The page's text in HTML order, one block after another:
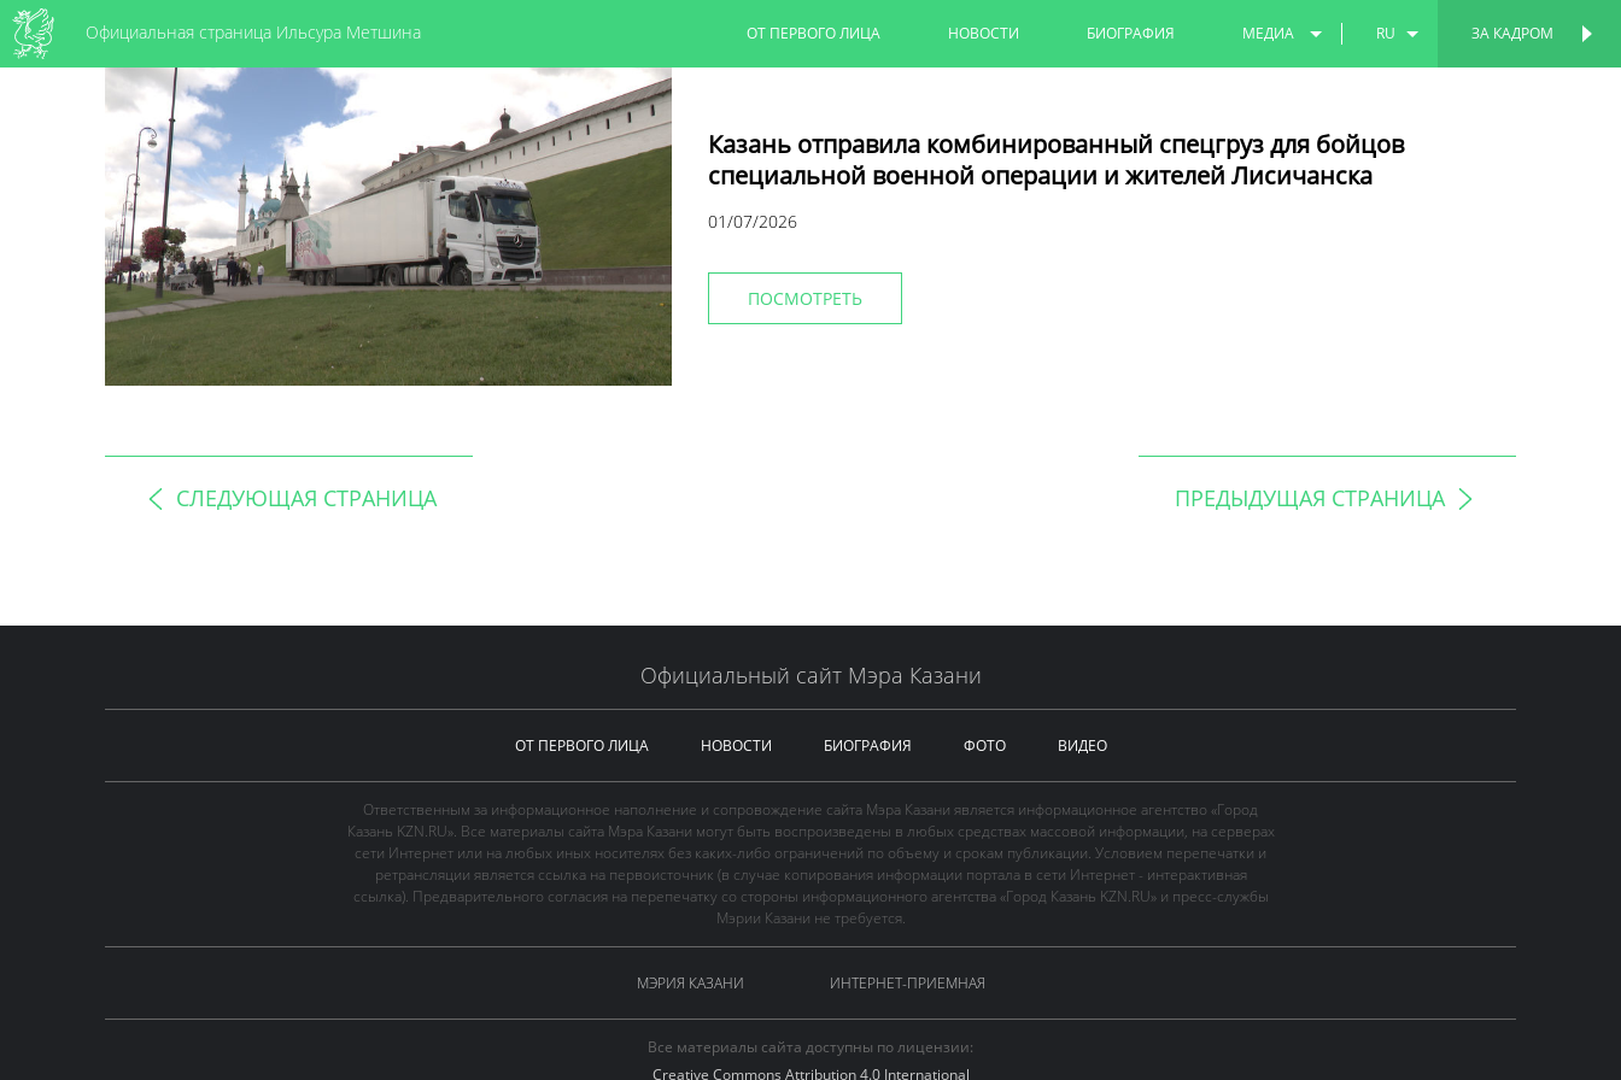
Официальная страница Ильсура Метшина ЗА КАДРОМ
ОТ ПЕРВОГО ЛИЦА НОВОСТИ БИОГРАФИЯ МЕДИА
ВИДЕО
RU
Казань отправила комбинированный спецгруз для бойцов
специальной военной операции и жителей Лисичанска
01/07/2026
ПОСМОТРЕТЬ
СЛЕДУЮЩАЯ СТРАНИЦА ПРЕДЫДУЩАЯ СТРАНИЦА
Официальный сайт Мэра Казани
ОТ ПЕРВОГО ЛИЦА НОВОСТИ БИОГРАФИЯ ФОТО ВИДЕО
Ответственным за информационное наполнение и сопровождение сайта Мэра Казани является информационное агентство «Город
Казань KZN.RU». Все материалы сайта Мэра Казани могут быть воспроизведены в любых средствах массовой информации, на серверах
сети Интернет или на любых иных носителях без каких-либо ограничений по объему и срокам публикации. Условием перепечатки и
ретрансляции является ссылка на первоисточник (в случае копирования информации портала в сети Интернет - интерактивная
ссылка). Предварительного согласия на перепечатку со стороны информационного агентства «Город Казань KZN.RU» и пресс-службы
Мэрии Казани не требуется.
МЭРИЯ КАЗАНИ ИНТЕРНЕТ-ПРИЕМНАЯ
Все материалы сайта доступны по лицензии:
Creative Commons Attribution 4.0 International